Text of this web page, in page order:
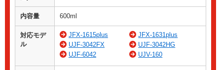
内容量 600ml
対応モデ
ル
JFX-1615plus
JFX-1631plus
UJF-3042FX
UJF-3042HG
UJF-6042
UJV-160